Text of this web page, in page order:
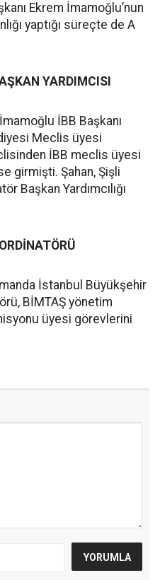
Ekrem İmamoğlu’nun
yaptığı süreçte de A
YARDIMCISI
İBB Başkanı
Meclis üyesi
İBB meclis üyesi
girmişti. Şahan, Şişli
Başkan Yardımcılığı
İstanbul Büyükşehir
BİMTAŞ yönetim
üyesi görevlerini